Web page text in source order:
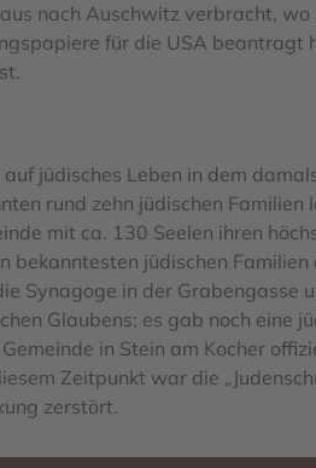
nach Auschwitz verbracht,
für die USA
jüdisches Leben in dem
rund zehn jüdischen
mit ca. 130 Seelen ihren
jüdischen
Synagoge in der Grabengasse
Glaubens; es gab noch eine
in Stein am Kocher
Zeitpunkt war die
zerstört.